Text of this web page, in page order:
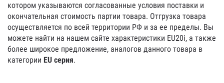
котором указываются согласованные условия поставки и
окончательная стоимость партии товара. Отгрузка товара
осуществляется по всей территории РФ и за ее пределы. Вы
можете найти на нашем сайте характеристики EU20i, а также
более широкое предложение, аналогов данного товара в
категории EU серия.